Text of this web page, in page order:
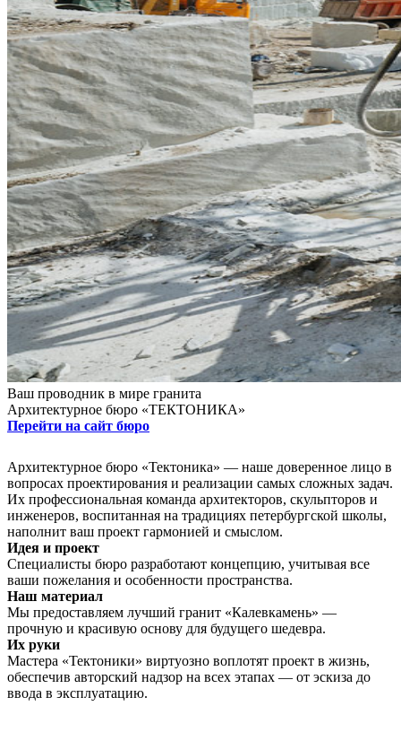
Ваш проводник в мире гранита
Архитектурное бюро «ТЕКТОНИКА»
Перейти на сайт бюро
Архитектурное бюро «Тектоника» — наше доверенное лицо в
вопросах проектирования и реализации самых сложных задач.
Их профессиональная команда архитекторов, скульпторов и
инженеров, воспитанная на традициях петербургской школы,
наполнит ваш проект гармонией и смыслом.
Идея и проект
Специалисты бюро разработают концепцию, учитывая все
ваши пожелания и особенности пространства.
Наш материал
Мы предоставляем лучший гранит «Калевкамень» —
прочную и красивую основу для будущего шедевра.
Их руки
Мастера «Тектоники» виртуозно воплотят проект в жизнь,
обеспечив авторский надзор на всех этапах — от эскиза до
ввода в эксплуатацию.